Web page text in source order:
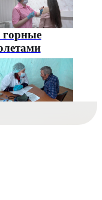
горные